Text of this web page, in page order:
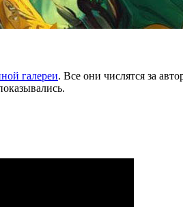
галереи. Все они числятся за